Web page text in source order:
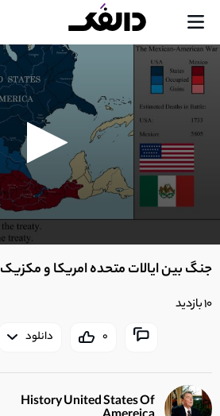
جنگ بین ایالات متحده امریکا و مکزیک
10 بازدید
0 دانلود
History United States Of